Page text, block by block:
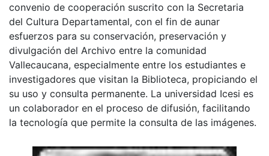
convenio de cooperación suscrito con la Secretaria
del Cultura Departamental, con el fin de aunar
esfuerzos para su conservación, preservación y
divulgación del Archivo entre la comunidad
Vallecaucana, especialmente entre los estudiantes e
investigadores que visitan la Biblioteca, propiciando el
su uso y consulta permanente. La universidad Icesi es
un colaborador en el proceso de difusión, facilitando
la tecnología que permite la consulta de las imágenes.